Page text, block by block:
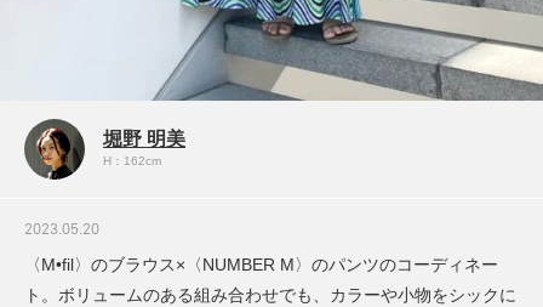
堀野 明美
H：162cm
2023.05.20
〈M•fil〉のブラウス×〈NUMBER M〉のパンツのコーディネー
ト。ボリュームのある組み合わせでも、カラーや小物をシックに